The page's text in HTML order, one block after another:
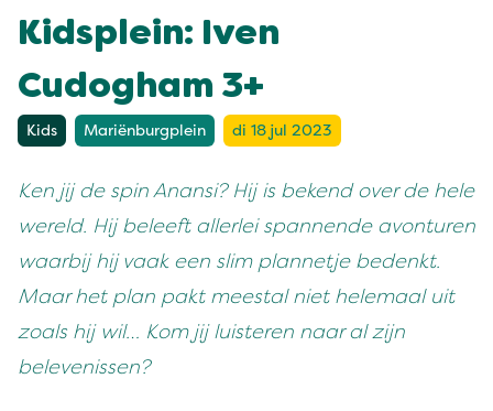
Kidsplein: Iven
Cudogham 3+
Kids Mariënburgplein di 18 jul 2023
Ken jij de spin Anansi? Hij is bekend over de hele
wereld. Hij beleeft allerlei spannende avonturen
waarbij hij vaak een slim plannetje bedenkt.
Maar het plan pakt meestal niet helemaal uit
zoals hij wil… Kom jij luisteren naar al zijn
belevenissen?